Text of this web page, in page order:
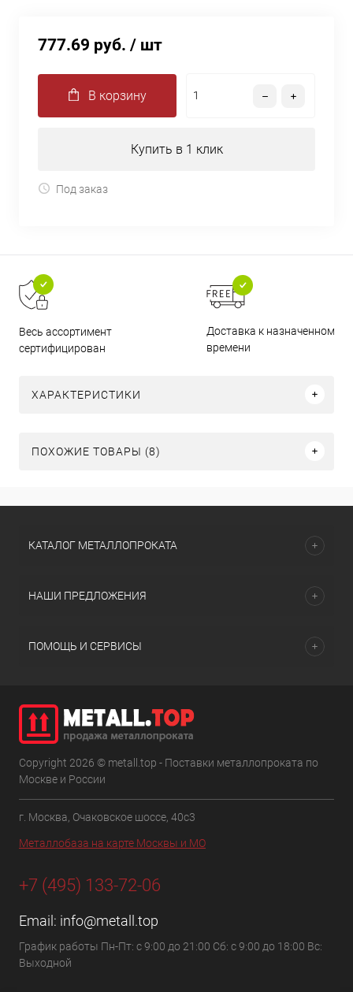
777.69 руб. / шт
В корзину
Купить в 1 клик
Под заказ
Весь ассортимент
сертифицирован
Доставка к назначенному
времени
ХАРАКТЕРИСТИКИ
ПОХОЖИЕ ТОВАРЫ (8)
КАТАЛОГ МЕТАЛЛОПРОКАТА
НАШИ ПРЕДЛОЖЕНИЯ
ПОМОЩЬ И СЕРВИСЫ
Copyright 2026 © metall.top - Поставки металлопроката по
Москве и России
г. Москва, Очаковское шоссе, 40с3
Металлобаза на карте Москвы и МО
+7 (495) 133-72-06
Email: info@metall.top
График работы Пн-Пт: с 9:00 до 21:00 Сб: с 9:00 до 18:00 Вс:
Выходной